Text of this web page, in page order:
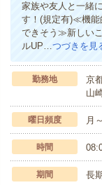
家族や友人と一緒
す！(規定有)≪機能
できそう≫新しい
ルUP…つづきを見
勤務地
京
山
曜日頻度 月
時間
期間 長